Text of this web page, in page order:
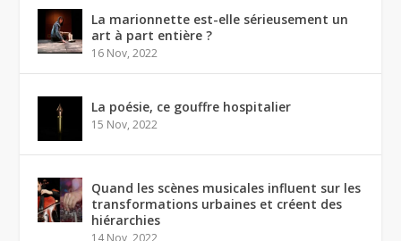
La marionnette est-elle sérieusement un
art à part entière ?
16 Nov, 2022
La poésie, ce gouffre hospitalier
15 Nov, 2022
Quand les scènes musicales influent sur les
transformations urbaines et créent des
hiérarchies